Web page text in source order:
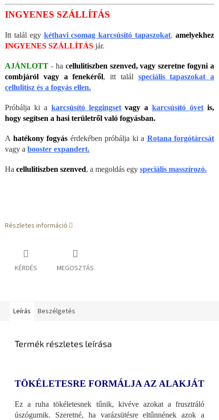
INGYENES SZÁLLÍTÁS
Itt talál egy kéthavi csomag karcsúsító tapaszokat, amelyekhez
INGYENES SZÁLLÍTÁS jár.
AJÁNLOTT - ha cellulitiszben szenved, vagy szeretne fogyni a
combjáról vagy a fenekéről, itt talál speciális tapaszokat a
cellulitisz és a fogyás ellen.
Próbálja ki a karcsúsító leggingset vagy a karcsúsító övet is,
hogy segítsen a hasi területről való fogyásban.
A hatékony fogyás érdekében próbálja ki a Rotana forgótárcsát
vagy a booster expandert.
Ha cellulitiszben szenved, a megoldás egy speciális masszírozó.
Részletes információ
KÉRDÉS MEGOSZTÁS
Leírás Beszélgetés
Termék részletes leírása
TÖKÉLETESRE FORMÁLJA AZ ALAKJÁT
Ez a ruha tökéletesnek tűnik, kivéve azokat a frusztráló
úszógumik. Szeretné, ha varázsütésre eltűnnének azok a